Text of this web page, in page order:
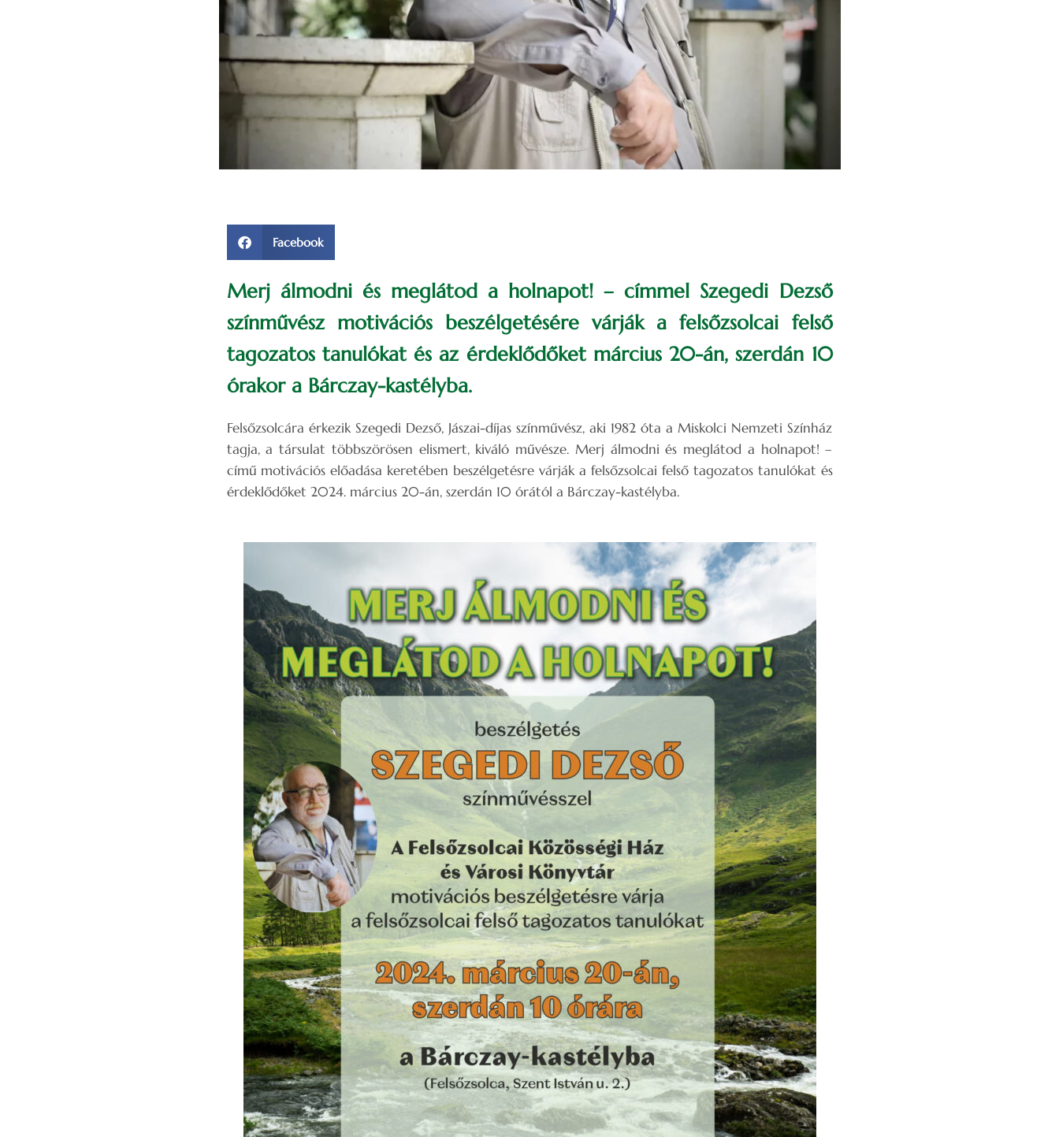
Facebook
Merj álmodni és meglátod a holnapot! – címmel Szegedi Dezső
színművész motivációs beszélgetésére várják a felsőzsolcai felső
tagozatos tanulókat és az érdeklődőket március 20-án, szerdán 10
órakor a Bárczay-kastélyba.
Felsőzsolcára érkezik Szegedi Dezső, Jászai-díjas színművész, aki 1982 óta a Miskolci Nemzeti Színház
tagja, a társulat többszörösen elismert, kiváló művésze. Merj álmodni és meglátod a holnapot! –
című motivációs előadása keretében beszélgetésre várják a felsőzsolcai felső tagozatos tanulókat és
érdeklődőket 2024. március 20-án, szerdán 10 órától a Bárczay-kastélyba.